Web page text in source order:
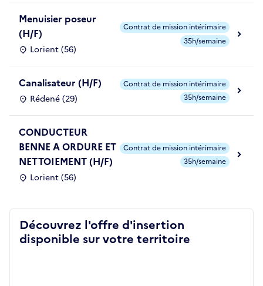
Menuisier poseur
(H/F)
Lorient (56)
Contrat de mission intérimaire
35h/semaine
Canalisateur (H/F)
Rédené (29)
Contrat de mission intérimaire
35h/semaine
CONDUCTEUR
BENNE A ORDURE ET
NETTOIEMENT (H/F)
Lorient (56)
Contrat de mission intérimaire
35h/semaine
Découvrez l'offre d'insertion
disponible sur votre territoire